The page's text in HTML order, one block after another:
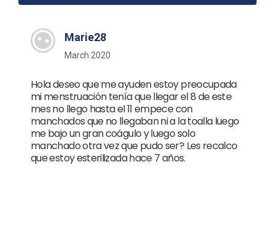
Marie28
March 2020
Hola deseo que me ayuden estoy preocupada
mi menstruación tenía que llegar el 8 de este
mes no llego hasta el 11 empece con
manchados que no llegaban ni a la toalla luego
me bajo un gran coágulo y luego solo
manchado otra vez que pudo ser? Les recalco
que estoy esterilizada hace 7 años.